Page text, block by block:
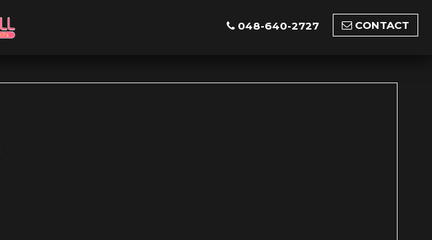
048-640-2727 CONTACT